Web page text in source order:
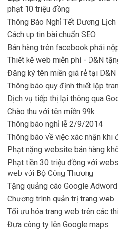
phạt 10 triệu đồng
Thông Báo Nghỉ Tết Dương
Cách up tin bài chuẩn SEO
Bán hàng trên facebook phải
Thiết kế web miễn phí - D&N
Đăng ký tên miền giá rẻ tại D&N
Thông báo quy định thiết lập
Dịch vụ tiếp thị lại thông qua
Chào thu với tên miền 99k
Thông báo nghỉ lễ 2/9/2014
Thông báo về việc xác nhận khi
Phạt nặng website bán hàng
Phạt tiền 30 triệu đồng với
web với Bộ Công Thương
Tặng quảng cáo Google
Chương trình quản trị trang web
Tối ưu hóa trang web trên các
Đưa công ty lên Google maps